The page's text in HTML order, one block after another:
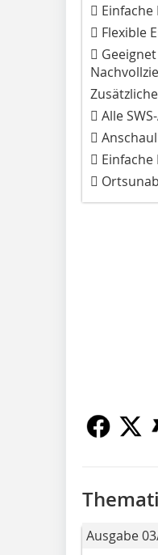

 Flexible

 Alle



Ausgabe